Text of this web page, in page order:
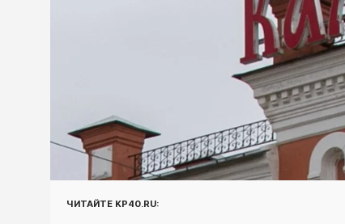
ЧИТАЙТЕ KP40.RU: